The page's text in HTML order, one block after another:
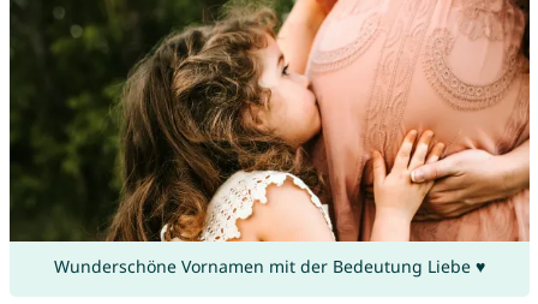
Wunderschöne Vornamen mit der Bedeutung Liebe ♥